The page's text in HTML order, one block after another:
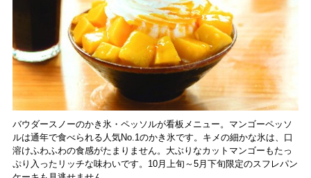
バウダースノーのかき氷・ペッソルが看板メニュー。マンゴーペッソ
ルは通年で食べられる人気No.1のかき氷です。キメの細かな氷は、口
溶けふわふわの食感がたまりません。大ぶりなカットマンゴーもたっ
ぷり入ったリッチな味わいです。10月上旬～5月下旬限定のスフレパン